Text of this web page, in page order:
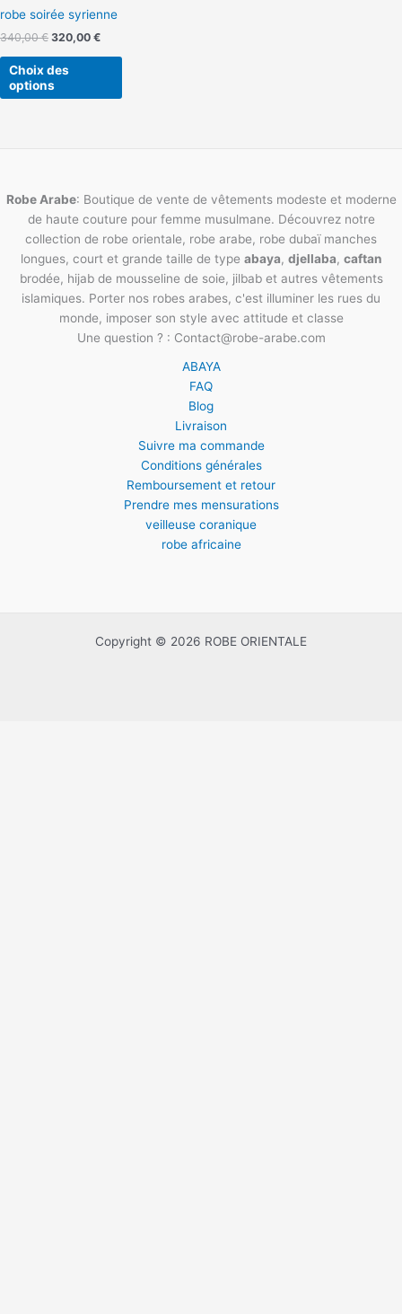
robe soirée syrienne
340,00€ 320,00 €
Choix des
options
page
produit
Robe Arabe: Boutique de vente de vêtements modeste et moderne
de haute couture pour femme musulmane. Découvrez notre
collection de robe orientale, robe arabe, robe dubaï manches
longues, court et grande taille de type abaya, djellaba, caftan
brodée, hijab de mousseline de soie, jilbab et autres vêtements
islamiques. Porter nos robes arabes, c'est illuminer les rues du
monde, imposer son style avec attitude et classe
Une question ? : Contact@robe-arabe.com
ABAYA
FAQ
Blog
Livraison
Suivre ma commande
Conditions générales
Remboursement et retour
Prendre mes mensurations
veilleuse coranique
robe africaine
Copyright © 2026 ROBE ORIENTALE